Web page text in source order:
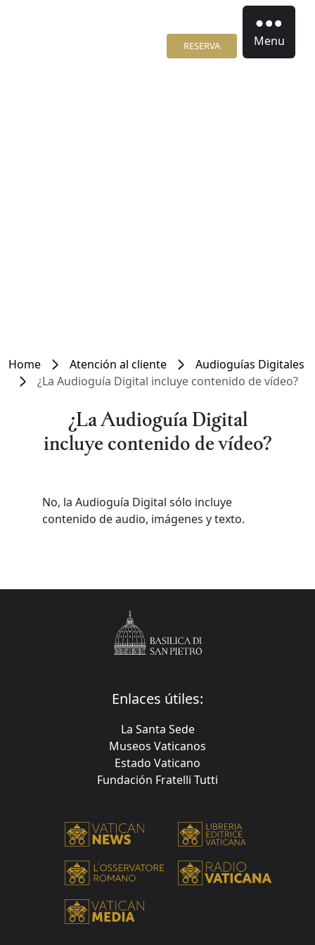
RESERVA Menu
Home Atención al cliente
Audioguías Digitales
¿La Audioguía Digital incluye contenido de vídeo?
¿La Audioguía Digital
incluye contenido de vídeo?
No, la Audioguía Digital sólo incluye
contenido de audio, imágenes y texto.
Enlaces útiles:
La Santa Sede
Museos Vaticanos
Estado Vaticano
Fundación Fratelli Tutti